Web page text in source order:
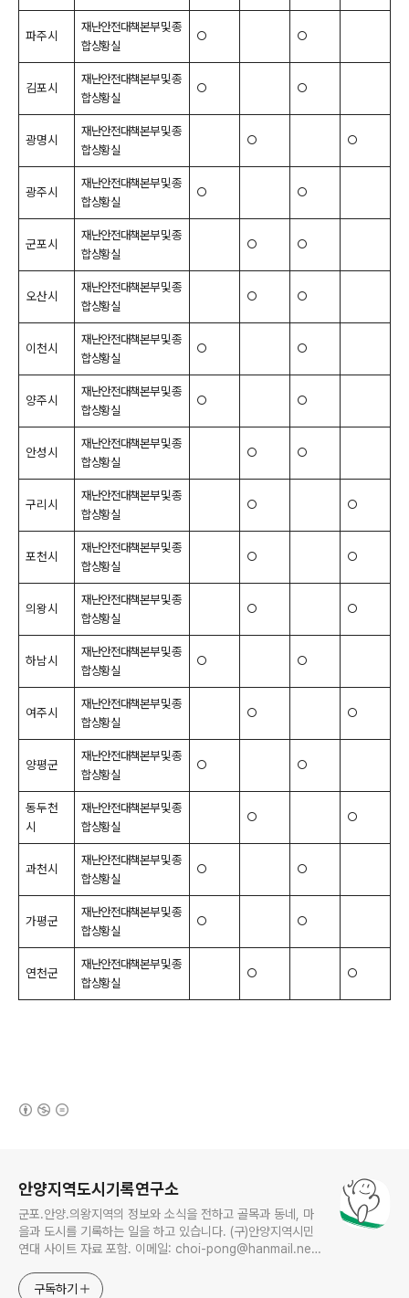
파주시
재난안전대책본부 및 종
합상황실
○ ○
김포시
재난안전대책본부 및 종
합상황실
○ ○
광명시
재난안전대책본부 및 종
합상황실
○ ○
광주시
재난안전대책본부 및 종
합상황실
○ ○
군포시
재난안전대책본부 및 종
합상황실
○ ○
오산시
재난안전대책본부 및 종
합상황실
○ ○
이천시
재난안전대책본부 및 종
합상황실
○ ○
양주시
재난안전대책본부 및 종
합상황실
○ ○
안성시
재난안전대책본부 및 종
합상황실
○ ○
구리시
재난안전대책본부 및 종
합상황실
○ ○
포천시
재난안전대책본부 및 종
합상황실
○ ○
의왕시
재난안전대책본부 및 종
합상황실
○ ○
하남시
재난안전대책본부 및 종
합상황실
○ ○
여주시
재난안전대책본부 및 종
합상황실
○ ○
양평군
재난안전대책본부 및 종
합상황실
○ ○
동두천
시
재난안전대책본부 및 종
합상황실
○ ○
과천시
재난안전대책본부 및 종
합상황실
○ ○
가평군
재난안전대책본부 및 종
합상황실
○ ○
연천군
재난안전대책본부 및 종
합상황실
○ ○
안양지역도시기록연구소
군포.안양.의왕지역의 정보와 소식을 전하고 골목과 동네, 마
을과 도시를 기록하는 일을 하고 있습니다. (구)안양지역시민
연대 사이트 자료 포함. 이메일: choi-pong@hanmail.net
구독하기